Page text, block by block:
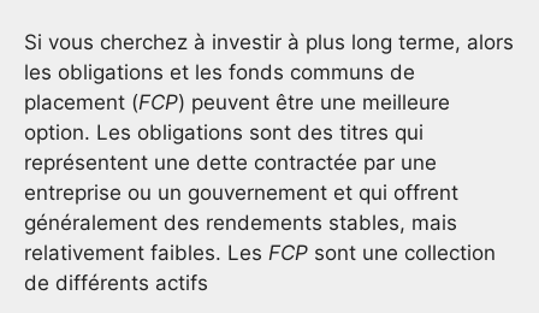
Si vous cherchez à investir à plus long terme, alors
les obligations et les fonds communs de
placement (FCP) peuvent être une meilleure
option. Les obligations sont des titres qui
représentent une dette contractée par une
entreprise ou un gouvernement et qui offrent
généralement des rendements stables, mais
relativement faibles. Les FCP sont une collection
de différents actifs